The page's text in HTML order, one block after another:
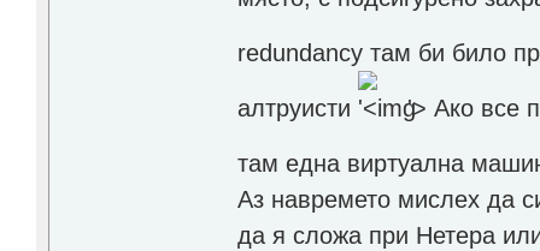
redundancy там би било
алтруисти '> Ако все
там една виртуална
Аз навремето мислех да
да я сложа при Нетера